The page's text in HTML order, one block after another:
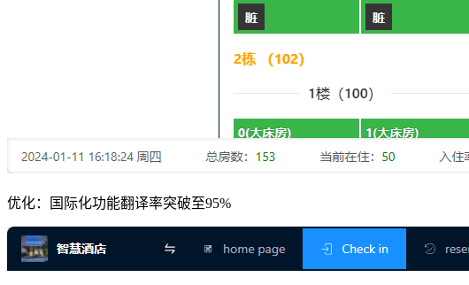
优化：国际化功能翻译率突破至95%